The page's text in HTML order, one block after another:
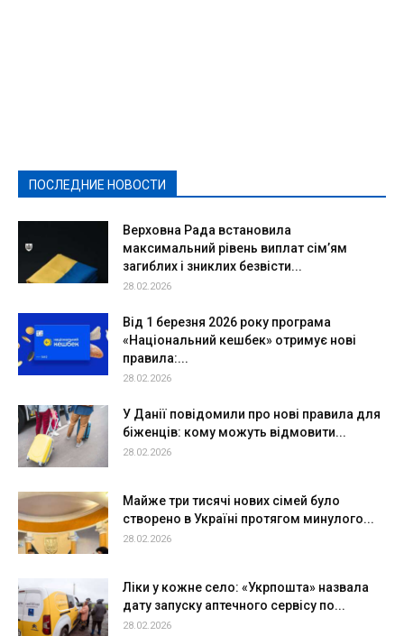
ПОСЛЕДНИЕ НОВОСТИ
Верховна Рада встановила
максимальний рівень виплат сім’ям
загиблих і зниклих безвісти...
28.02.2026
Від 1 березня 2026 року програма
«Національний кешбек» отримує нові
правила:...
28.02.2026
У Данії повідомили про нові правила для
біженців: кому можуть відмовити...
28.02.2026
Майже три тисячі нових сімей було
створено в Україні протягом минулого...
28.02.2026
Ліки у кожне село: «Укрпошта» назвала
дату запуску аптечного сервісу по...
28.02.2026